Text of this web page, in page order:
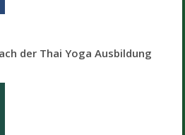
der Thai Yoga Ausbildung